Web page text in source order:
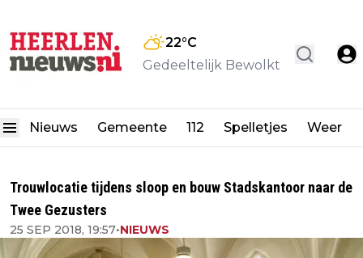
22°C
Gedeeltelijk Bewolkt
Nieuws Gemeente 112 Spelletjes Weer
Trouwlocatie tijdens sloop en bouw Stadskantoor naar de
Twee Gezusters
25 SEP 2018, 19:57•NIEUWS